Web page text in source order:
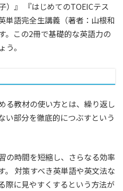
）』 『はじめてのTOEICテス
単語完全生講義（著者：山根和
。この2冊で基礎的な英語力の
。
る教材の使い方とは、繰り返し
い部分を徹底的につぶすという
の時間を短縮し、さらなる効率
。 対策すべき英単語や英文法な
際に見やすくするという方法が